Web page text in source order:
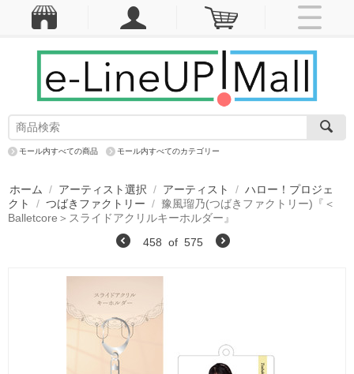
モール内すべての商品 モール内すべてのカテゴリー
ホーム / アーティスト選択 / アーティスト / ハロー！プロジェ
クト
/ つばきファクトリー / 豫風瑠乃(つばきファクトリー)『＜
Balletcore＞スライドアクリルキーホルダー』
458 of 575